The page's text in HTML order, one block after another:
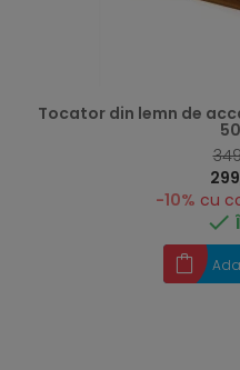
Tocator din lemn de
-10% cu
